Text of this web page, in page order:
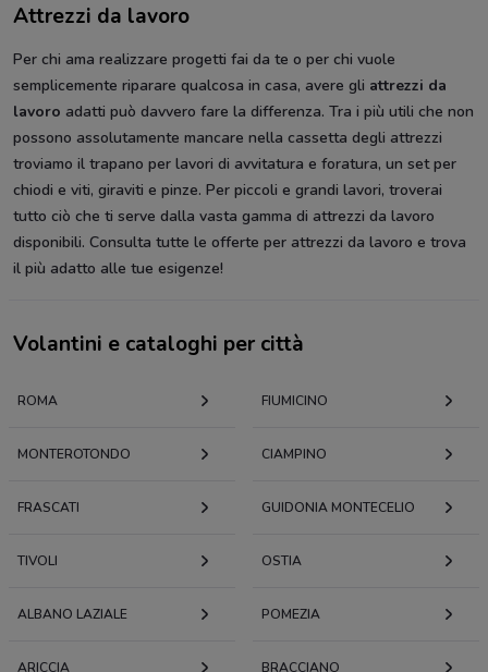
Attrezzi da lavoro
Per chi ama realizzare progetti fai da te o per chi vuole
semplicemente riparare qualcosa in casa, avere gli attrezzi da
lavoro adatti può davvero fare la differenza. Tra i più utili che non
possono assolutamente mancare nella cassetta degli attrezzi
troviamo il trapano per lavori di avvitatura e foratura, un set per
chiodi e viti, giraviti e pinze. Per piccoli e grandi lavori, troverai
tutto ciò che ti serve dalla vasta gamma di attrezzi da lavoro
disponibili. Consulta tutte le offerte per attrezzi da lavoro e trova
il più adatto alle tue esigenze!
Volantini e cataloghi per città
ROMA FIUMICINO
MONTEROTONDO CIAMPINO
FRASCATI GUIDONIA MONTECELIO
TIVOLI OSTIA
ALBANO LAZIALE POMEZIA
ARICCIA BRACCIANO